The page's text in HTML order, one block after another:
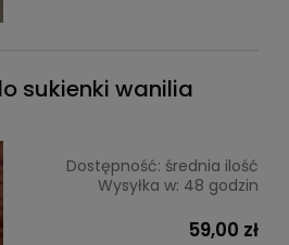
sukienki wanilia
Dostępność: średnia ilość
Wysyłka w: 48 godzin
59,00 zł